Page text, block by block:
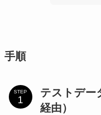
手順
STEP
テストデー
経由）